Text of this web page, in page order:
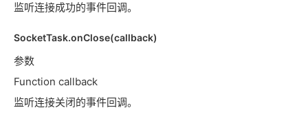
监听连接成功的事件回调。
SocketTask.onClose(callback)
参数
Function callback
监听连接关闭的事件回调。